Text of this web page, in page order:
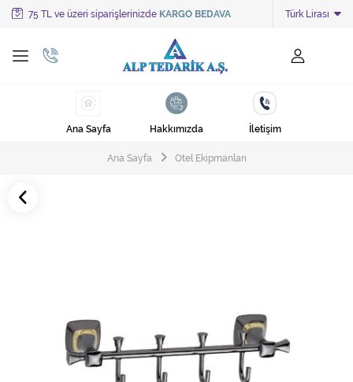
75 TL ve üzeri siparişlerinizde KARGO BEDAVA Türk Lirası
Tüm Kategoriler
Ayakkabı Cila Makineleri
Cila Makineleri
Çöp Torbaları
Halı Yıkama Makinesi
Hijyen Malzemeleri
Ana Sayfa Hakkımızda İletişim
Ana Sayfa Otel Ekipmanları